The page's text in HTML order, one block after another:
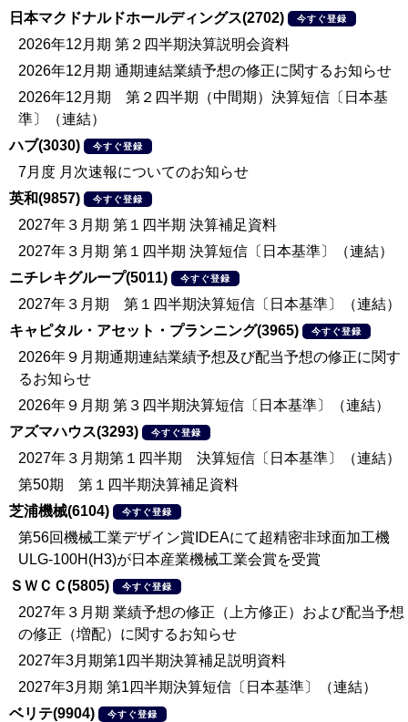
日本マクドナルドホールディングス(2702) 今すぐ登録
2026年12月期 第２四半期決算説明会資料
2026年12月期 通期連結業績予想の修正に関するお知らせ
2026年12月期 第２四半期（中間期）決算短信〔日本基
準〕（連結）
ハブ(3030)
今すぐ登録
7月度 月次速報についてのお知らせ
英和(9857)
今すぐ登録
2027年３月期 第１四半期 決算補足資料
2027年３月期 第１四半期 決算短信〔日本基準〕（連結）
ニチレキグループ(5011)
今すぐ登録
2027年３月期 第１四半期決算短信〔日本基準〕（連結）
キャピタル・アセット・プランニング(3965)
今すぐ登録
2026年９月期通期連結業績予想及び配当予想の修正に関す
るお知らせ
2026年９月期 第３四半期決算短信〔日本基準〕（連結）
アズマハウス(3293)
今すぐ登録
2027年３月期第１四半期 決算短信〔日本基準〕（連結）
第50期 第１四半期決算補足資料
芝浦機械(6104)
今すぐ登録
第56回機械工業デザイン賞IDEAにて超精密非球面加工機
ULG-100H(H3)が日本産業機械工業会賞を受賞
ＳＷＣＣ(5805)
今すぐ登録
2027年３月期 業績予想の修正（上方修正）および配当予想
の修正（増配）に関するお知らせ
2027年3月期第1四半期決算補足説明資料
2027年3月期 第1四半期決算短信〔日本基準〕（連結）
ベリテ(9904)
今すぐ登録